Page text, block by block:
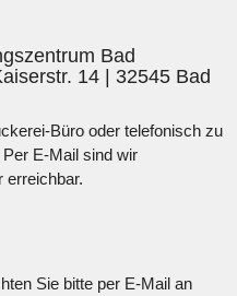
Bad
14 | 32545 Bad
Büro oder telefonisch zu
E-Mail sind wir
erreichbar.
Sie bitte per E-Mail an